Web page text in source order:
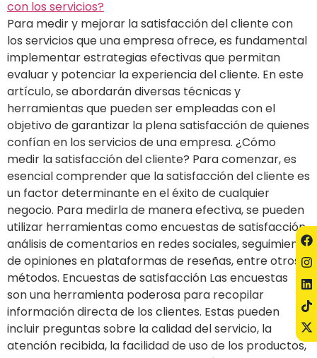
Para medir y mejorar la satisfacción del cliente con
los servicios que una empresa ofrece, es fundamental
implementar estrategias efectivas que permitan
evaluar y potenciar la experiencia del cliente. En este
artículo, se abordarán diversas técnicas y
herramientas que pueden ser empleadas con el
objetivo de garantizar la plena satisfacción de quienes
confían en los servicios de una empresa. ¿Cómo
medir la satisfacción del cliente? Para comenzar, es
esencial comprender que la satisfacción del cliente es
un factor determinante en el éxito de cualquier
negocio. Para medirla de manera efectiva, se pueden
utilizar herramientas como encuestas de satisfacción,
análisis de comentarios en redes sociales, seguimiento
de opiniones en plataformas de reseñas, entre otros
métodos. Encuestas de satisfacción Las encuestas
son una herramienta poderosa para recopilar
información directa de los clientes. Estas pueden
incluir preguntas sobre la calidad del servicio, la
atención recibida, la facilidad de uso de los productos,